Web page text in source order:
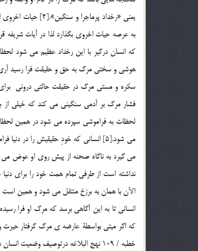
يعني «رخداد
هوشي و سختي مرگ به حق و حقيقت فرا رسيد
سكره و مستي مرگ در حقيقت حالتي دروني
فشار مرگ بر آدمي سنگيني مي كند كه خيلي از
لحظات به فراموشي سپرده مي شود در همين
مي شود.[5] انساني كه خودِ حقيقيش را در
مي گيرد به ناگاه صحنه از پيش روي او عوض مي
نداشته است از طرفي تمام همت خود را براي
الآن با همان به برزخ منتقل مي شود و همين
خطبه / 109 نهج البلاغه درتوصيف وضعيت انسان در لحظات آخر عمر مي فرمايد.